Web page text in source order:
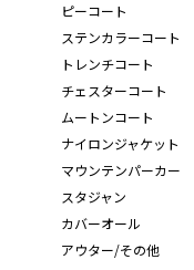
ピーコート
ステンカラーコート
トレンチコート
チェスターコート
ムートンコート
ナイロンジャケット
マウンテンパーカー
スタジャン
カバーオール
アウター/その他